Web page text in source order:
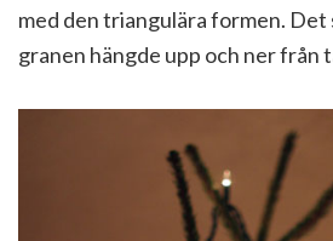
med den triangulära formen. Det
granen hängde upp och ner från